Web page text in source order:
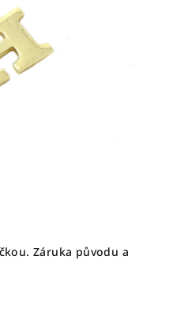
Záruka původu a